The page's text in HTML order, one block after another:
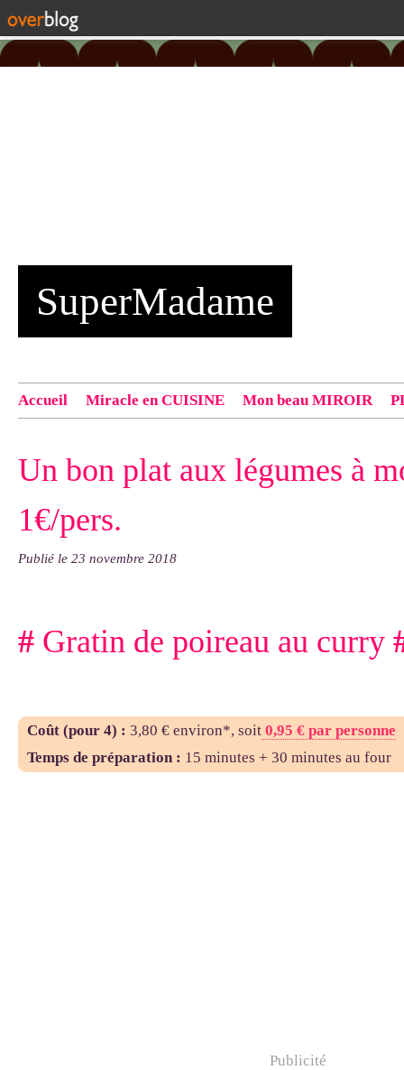
SuperMadame
Accueil Miracle en CUISINE Mon beau MIROIR
exemple : "Bonnet cloche From Annie", "Veste Rue
Un bon plat aux légumes à
1€/pers.
Publié le 23 novembre 2018
# Gratin de poireau au curry
Coût (pour 4) : 3,80 € environ*, soit 0,95 € par personne
Temps de préparation : 15 minutes + 30 minutes au four
Publicité